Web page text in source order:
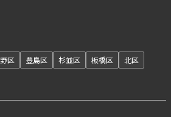
区 豊島区 杉並区 板橋区
北区